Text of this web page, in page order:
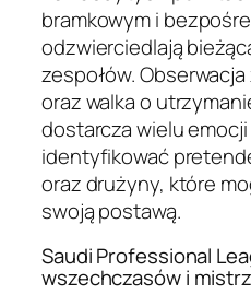
bramkowym i
odzwierciedlają
zespołów.
oraz walka o
dostarcza wielu
identyfikować
oraz drużyny, które
swoją postawą.
Saudi Professional
wszechczasów i